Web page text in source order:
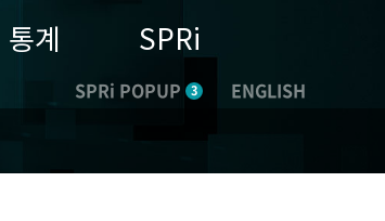
통계 SPRi
SPRi POPUP 3 ENGLISH